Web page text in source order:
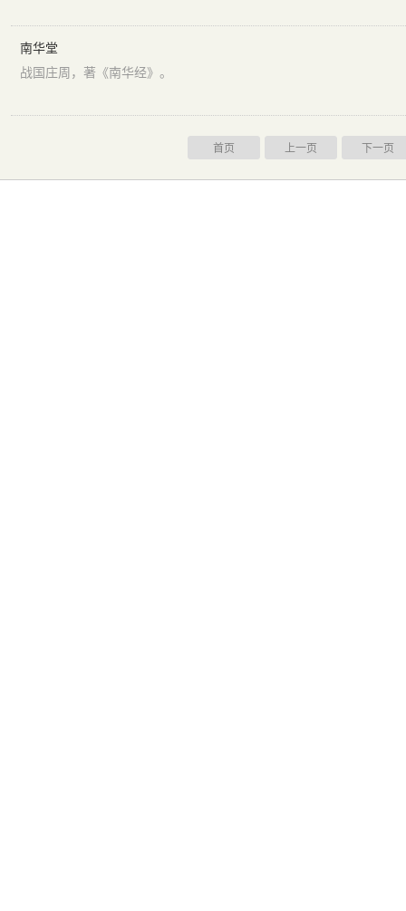
南华堂
战国庄周，著《南华经》。